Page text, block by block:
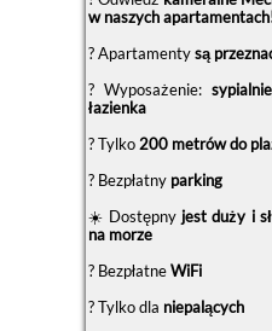
w naszych
? Apartamentysą
? Wyposażenie:
łazienka
? Tylko200 metrów do
?️ Bezpłatnyparking
☀️ Dostępnyjest duży i
na morze
? BezpłatneWiFi
? Tylko dla niepalących